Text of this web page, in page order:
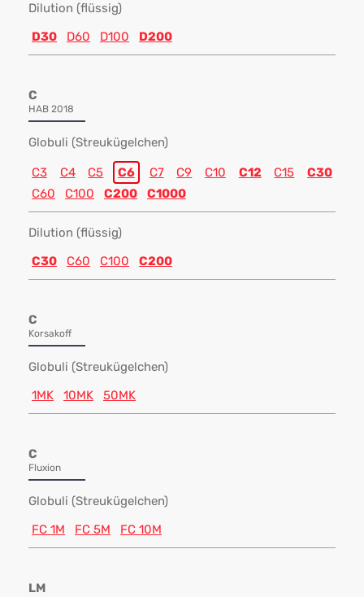
Dilution (flüssig)
D30
D60 D100 D200
C
HAB 2018
Globuli (Streukügelchen)
C3 C4 C5 C6 C7 C9 C10 C12 C15
C30
C60
C100 C200 C1000
Dilution (flüssig)
C30
C60 C100 C200
C
Korsakoff
Globuli (Streukügelchen)
1MK
10MK 50MK
C
Fluxion
Globuli (Streukügelchen)
FC 1M
FC 5M FC 10M
LM